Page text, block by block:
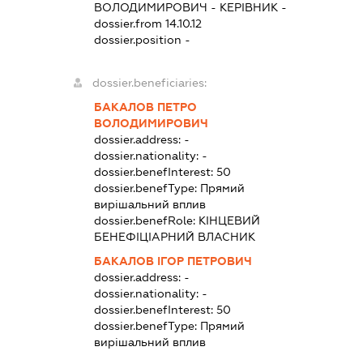
ВОЛОДИМИРОВИЧ - КЕРІВНИК-
dossier.from 14.10.12
dossier.position -
dossier.beneficiaries:
БАКАЛОВ ПЕТРО
ВОЛОДИМИРОВИЧ
dossier.address: -
dossier.nationality: -
dossier.benefInterest: 50
dossier.benefType: Прямий
вирішальний вплив
dossier.benefRole: КІНЦЕВИЙ
БЕНЕФІЦІАРНИЙ ВЛАСНИК
БАКАЛОВ ІГОР ПЕТРОВИЧ
dossier.address: -
dossier.nationality: -
dossier.benefInterest: 50
dossier.benefType: Прямий
вирішальний вплив